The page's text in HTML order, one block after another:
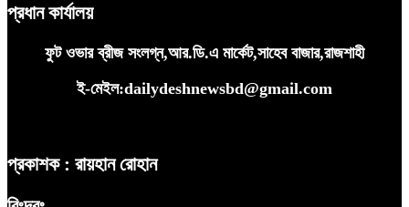
প্রধান কার্যালয়
ফুট ওভার ব্রীজ সংলগ্ন,আর.ডি.এ মার্কেট,সাহেব বাজার,রাজশাহী
ই-মেইল:dailydeshnewsbd@gmail.com
প্রকাশক : রায়হান রোহান